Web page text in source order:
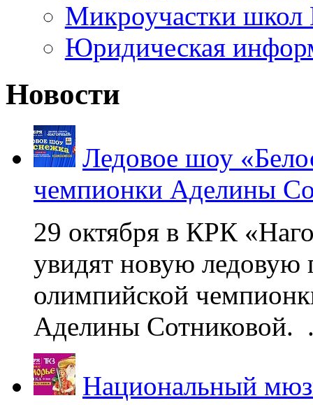
Микроучастки школ
Юридическая
Новости
Ледовое шоу
чемпионки Аделины
29 октября в КРК
увидят новую ледовую
олимпийской
Аделины Сотниковой.
Национальный